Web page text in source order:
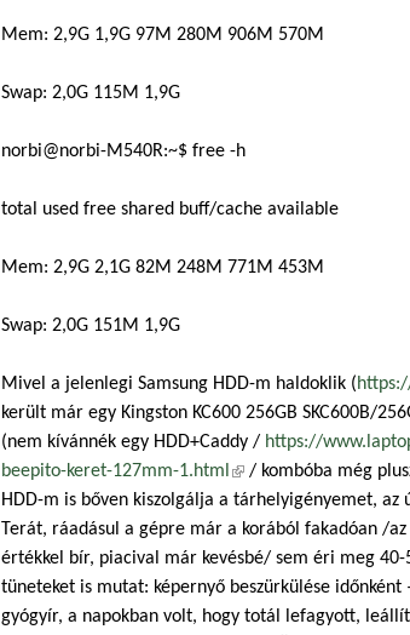
Mem: 2,9G 1,9G 97M 280M 906M 570M
Swap: 2,0G 115M 1,9G
norbi@norbi-M540R:~$ free -h
total used free shared buff/cache available
Mem: 2,9G 2,1G 82M 248M 771M 453M
Swap: 2,0G 151M 1,9G
Mivel a jelenlegi Samsung HDD-m haldoklik (
került már egy Kingston KC600 256GB SKC600B/
(nem kívánnék egy HDD+Caddy / https://
beepito-keret-127mm-1.html(külső hivatkozás)
/ kombóba még
HDD-m is bőven kiszolgálja a tárhelyigényemet, az
Terát, ráadásul a gépre már a korából fakadóan /
értékkel bír, piacival már kevésbé/ sem éri meg
tüneteket is mutat: képernyő beszürkülése időnként
gyógyír, a napokban volt, hogy totál lefagyott,